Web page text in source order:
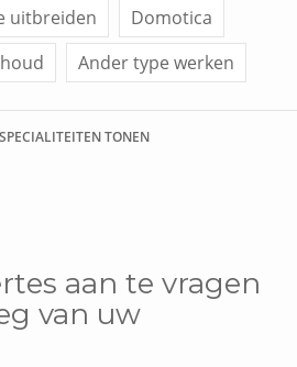
uitbreiden
Domotica
Ander type werken
TONEN
aan te vragen
van uw